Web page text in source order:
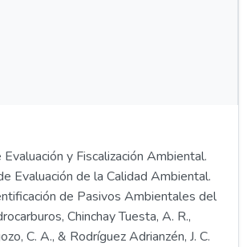
y Fiscalización Ambiental.
Evaluación de la Calidad Ambiental.
de Pasivos Ambientales del
Chinchay Tuesta, A. R.,
C. A., & Rodríguez Adrianzén, J. C.